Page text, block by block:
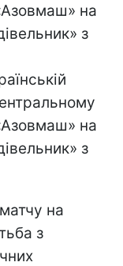
на
з
на
з
на
з